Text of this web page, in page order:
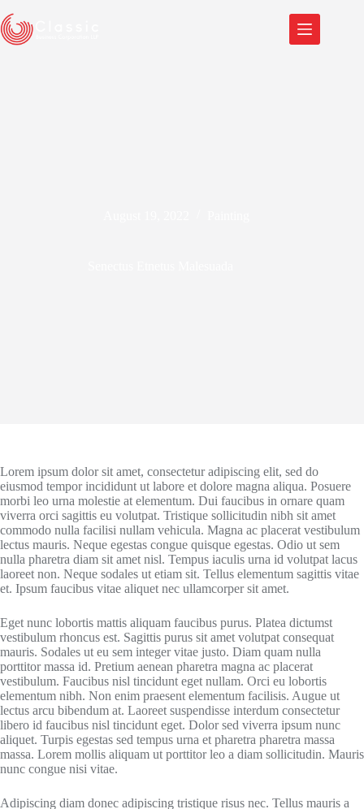
Lorem ipsum dolor sit amet, consectetur adipiscing elit, sed do
eiusmod tempor incididunt ut labore et dolore magna aliqua. Posuere
morbi leo urna molestie at elementum. Dui faucibus in ornare quam
viverra orci sagittis eu volutpat. Tristique sollicitudin nibh sit amet
commodo nulla facilisi nullam vehicula. Magna ac placerat vestibulum
lectus mauris. Neque egestas congue quisque egestas. Odio ut sem
nulla pharetra diam sit amet nisl. Tempus iaculis urna id volutpat lacus
laoreet non. Neque sodales ut etiam sit. Tellus elementum sagittis vitae
et. Ipsum faucibus vitae aliquet nec ullamcorper sit amet.
Eget nunc lobortis mattis aliquam faucibus purus. Platea dictumst
vestibulum rhoncus est. Sagittis purus sit amet volutpat consequat
mauris. Sodales ut eu sem integer vitae justo. Diam quam nulla
porttitor massa id. Pretium aenean pharetra magna ac placerat
vestibulum. Faucibus nisl tincidunt eget nullam. Orci eu lobortis
elementum nibh. Non enim praesent elementum facilisis. Augue ut
lectus arcu bibendum at. Laoreet suspendisse interdum consectetur
libero id faucibus nisl tincidunt eget. Dolor sed viverra ipsum nunc
aliquet. Turpis egestas sed tempus urna et pharetra pharetra massa
massa. Lorem mollis aliquam ut porttitor leo a diam sollicitudin. Mauris
nunc congue nisi vitae.
Adipiscing diam donec adipiscing tristique risus nec. Tellus mauris a